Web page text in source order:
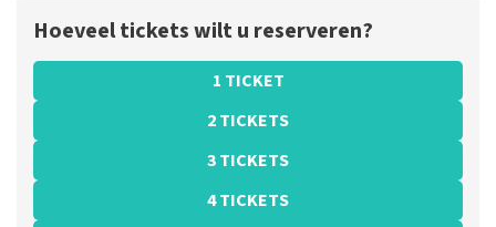
Hoeveel tickets wilt u reserveren?
1 TICKET
2 TICKETS
3 TICKETS
4 TICKETS